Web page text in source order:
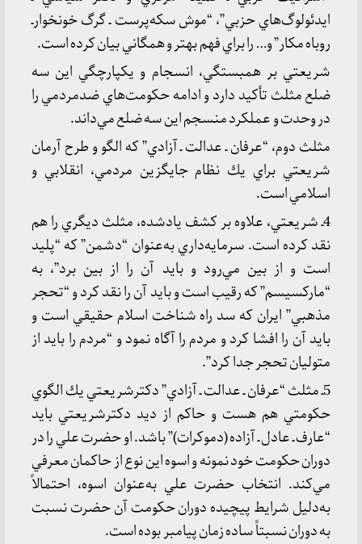
ايدئولوگ‌هاي حزبي”، “موش سكه‌پرست ـ گرگ خونخوارـ
روباه مكار” و… را براي فهم بهتر و همگاني بيان كرده است.
شريعتي بر همبستگي، انسجام و يكپارچگي اين سه
ضلع مثلث تأكيد دارد و ادامه حكومت‌هاي ضدمردمي را
در وحدت و عملكرد منسجم اين سه ضلع مي‌داند.
مثلث دوم، “عرفان ـ عدالت ـ آزادي” كه الگو و طرح آرمان
شريعتي براي يك نظام جايگزين مردمي، انقلابي و
اسلامي است.
4ـ شريعتي، علاوه بر كشف يادشده، مثلث ديگري را هم
نقد كرده است. سرمايه‌داري به‌عنوان “دشمن” كه “پليد
است و از بين مي‌رود و بايد آن را از بين برد”، به
“ماركسيسم” كه رقيب است و بايد آن را نقد كرد و “تحجر
مذهبي” ايران كه سد راه شناخت اسلام حقيقي است و
بايد آن را افشا كرد و مردم را آگاه نمود و “مردم را بايد از
متوليان تحجر جدا كرد”.
5ـ مثلث “عرفان ـ عدالت ـ آزادي” دكترشريعتي يك الگوي
حكومتي هم هست و حاكم از ديد دكترشريعتي بايد
“عارف ـ عادل ـ آزاده (دموكرات)” باشد. او حضرت علي را در
دوران حكومت خود نمونه و اسوه اين نوع از حاكمان معرفي
مي‌كند. انتخاب حضرت علي به‌عنوان اسوه، احتمالاً
به‌دليل شرايط پيچيده دوران حكومت آن حضرت نسبت
به دوران نسبتاً ساده زمان پيامبر بوده است.